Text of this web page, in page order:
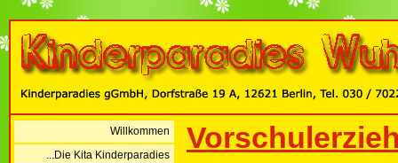
Willkommen
...Die Kita Kinderparadies